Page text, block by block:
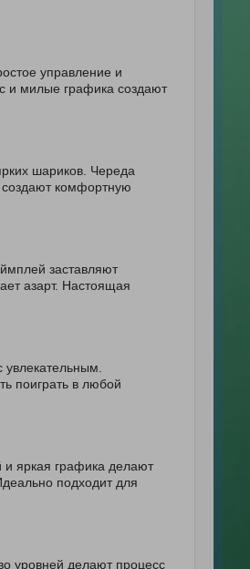
управление и
и милые графика создают
шариков. Череда
создают комфортную
заставляют
азарт. Настоящая
поиграть в любой
и яркая графика делают
подходит для
уровней делают процесс